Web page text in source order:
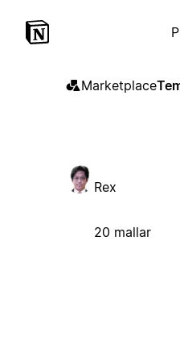
Marketplace
Rex
20 mallar